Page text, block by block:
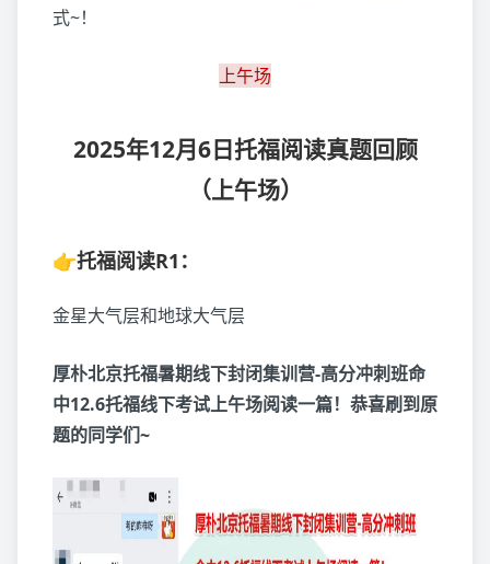
式~！
上午场
2025年12月6日托福阅读真题回顾
（上午场）
👉托福阅读R1：
金星大气层和地球大气层
厚朴北京托福暑期线下封闭集训营-高分冲刺班命
中12.6托福线下考试上午场阅读一篇！恭喜刷到原
题的同学们~